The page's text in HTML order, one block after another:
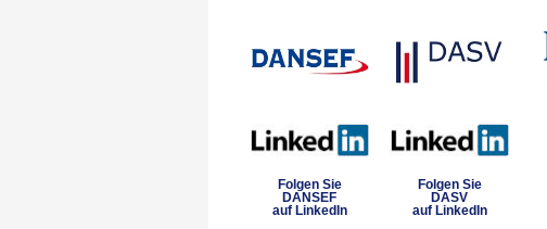
Folgen Sie
DANSEF
auf LinkedIn
Folgen Sie
DASV
auf LinkedIn